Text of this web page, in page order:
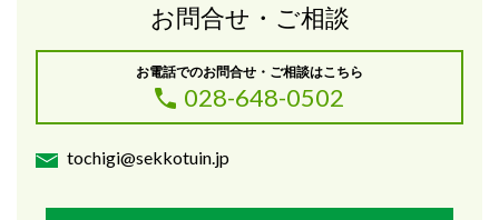
お問合せ・ご相談
お電話でのお問合せ・ご相談はこちら
028-648-0502
tochigi@sekkotuin.jp